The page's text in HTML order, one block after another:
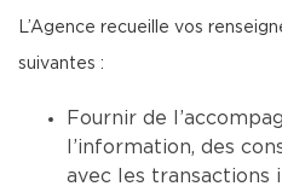
L’Agence recueille vos
suivantes :
Fournir de
l’information, des
avec les transactions